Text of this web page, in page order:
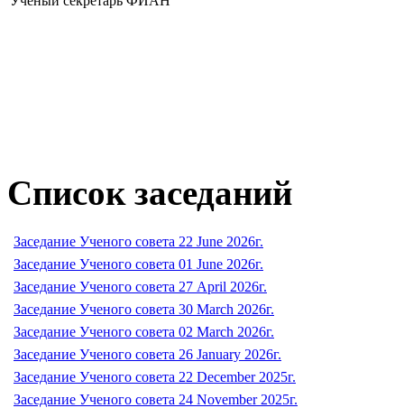
Список заседаний
Заседание Ученого совета 22 June 2026г.
Заседание Ученого совета 01 June 2026г.
Заседание Ученого совета 27 April 2026г.
Заседание Ученого совета 30 March 2026г.
Заседание Ученого совета 02 March 2026г.
Заседание Ученого совета 26 January 2026г.
Заседание Ученого совета 22 December 2025г.
Заседание Ученого совета 24 November 2025г.